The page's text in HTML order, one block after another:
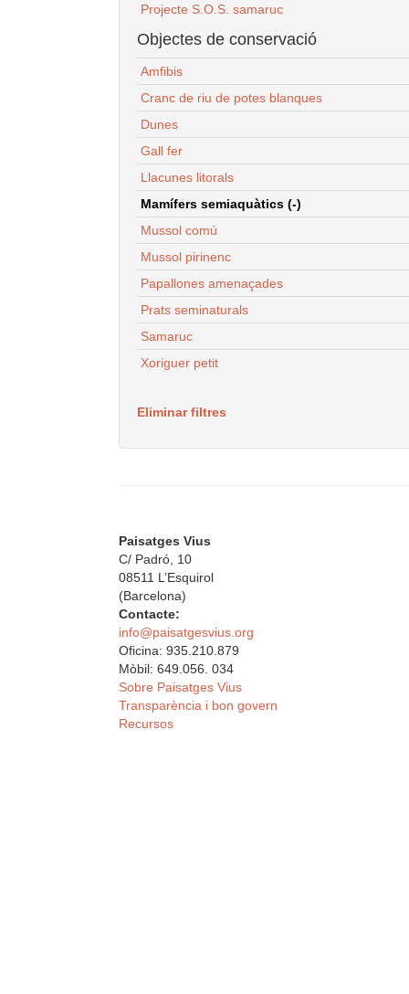
Projecte S.O.S. samaruc
Objectes de conservació
Amfibis
Cranc de riu de potes blanques
Dunes
Gall fer
Llacunes litorals
Mamífers semiaquàtics (-)
Mussol comú
Mussol pirinenc
Papallones amenaçades
Prats seminaturals
Samaruc
Xoriguer petit
Eliminar filtres
Paisatges Vius
C/ Padró, 10
08511 L’Esquirol
(Barcelona)
Contacte:
info@paisatgesvius.org
Oficina: 935.210.879
Mòbil: 649.056. 034
Sobre Paisatges Vius
Transparència i bon govern
Recursos